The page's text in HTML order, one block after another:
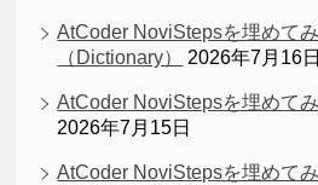
AtCoder NoviStepsを埋めて
（Dictionary）
2026年7月16日
AtCoder NoviStepsを埋めて
2026年7月15日
AtCoder NoviStepsを埋めて